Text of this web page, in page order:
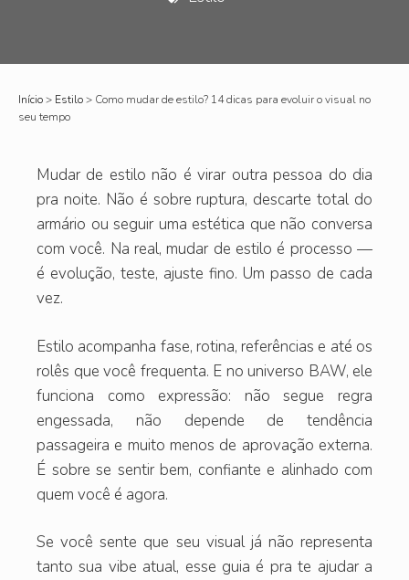
Início> Estilo> Como mudar de estilo? 14 dicas para evoluir o visual no
seu tempo
Mudar de estilo não é virar outra pessoa do dia
pra noite. Não é sobre ruptura, descarte total do
armário ou seguir uma estética que não conversa
com você. Na real, mudar de estilo é processo —
é evolução, teste, ajuste fino. Um passo de cada
vez.
Estilo acompanha fase, rotina, referências e até os
rolês que você frequenta. E no universo BAW, ele
funciona como expressão: não segue regra
engessada, não depende de tendência
passageira e muito menos de aprovação externa.
É sobre se sentir bem, confiante e alinhado com
quem você é agora.
Se você sente que seu visual já não representa
tanto sua vibe atual, esse guia é pra te ajudar a